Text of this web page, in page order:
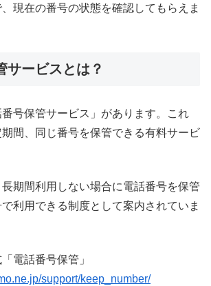
現在の番号の状態を確認してもらえま
サービスとは？
番号保管サービス」があります。これ
間、同じ番号を保管できる有料サービ
長期間利用しない場合に電話番号を保管
利用できる制度として案内されていま
電話番号保管」
support/keep_number/